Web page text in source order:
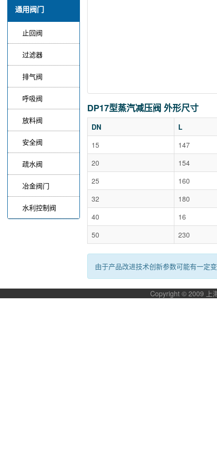
通用阀门
止回阀
过滤器
排气阀
呼吸阀
放料阀
安全阀
疏水阀
冶金阀门
水利控制阀
DP17型蒸汽减压阀 外形尺寸
DN
L
15
147
20
154
25
160
32
180
40
16
50
230
由于产品改进技术创新参数可能有一定
Copyright © 2009 上